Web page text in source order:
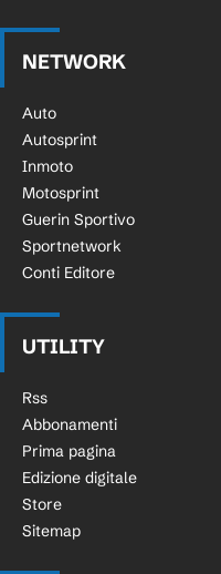
NETWORK
Auto
Autosprint
Inmoto
Motosprint
Guerin Sportivo
Sportnetwork
Conti Editore
UTILITY
Rss
Abbonamenti
Prima pagina
Edizione digitale
Store
Sitemap